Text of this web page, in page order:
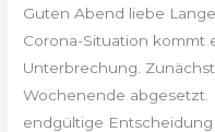
Guten Abend liebe
Corona-Situation kommt
Unterbrechung.
Wochenende abgesetzt.
endgültige Entscheidung